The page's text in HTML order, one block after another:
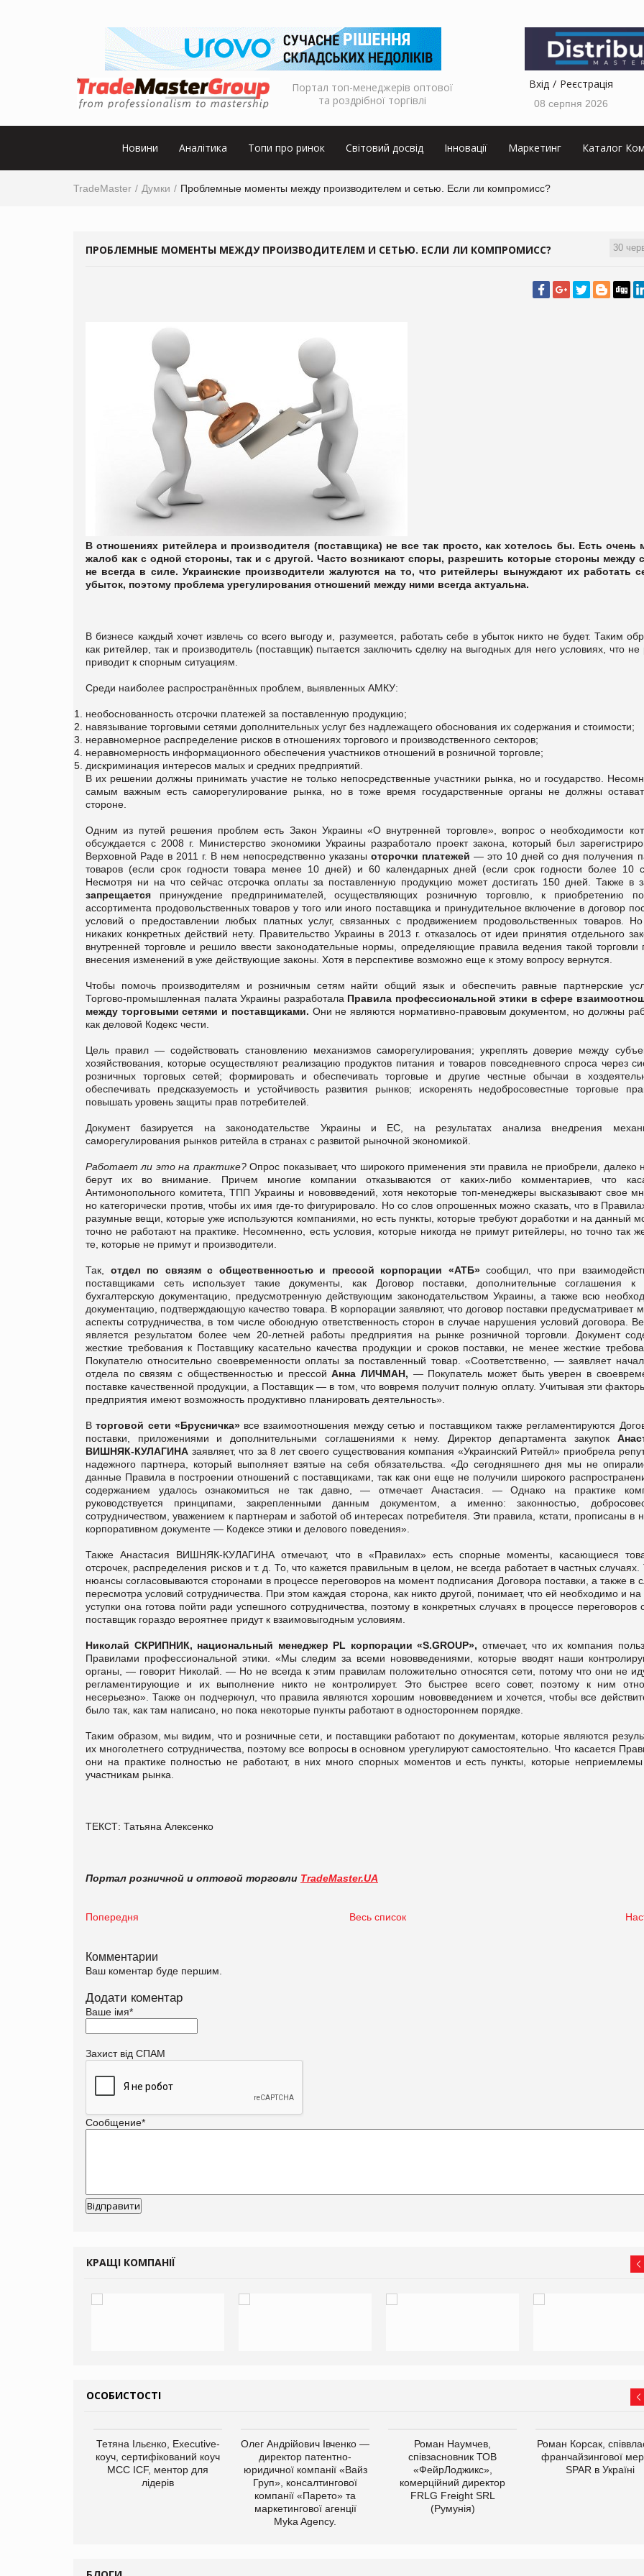
Портал топ-менеджерів оптової
та роздрібної торгівлі
Вхід Реєстрація
08 серпня 2026
Новини Аналітика Топи про ринок Світовий досвід Інновації Маркетинг Каталог
TradeMaster Думки Проблемные моменты между производителем и сетью. Если ли компромисс?
30
ПРОБЛЕМНЫЕ МОМЕНТЫ МЕЖДУ ПРОИЗВОДИТЕЛЕМ И СЕТЬЮ. ЕСЛИ ЛИ КОМПРОМИСС?
В отношениях ритейлера и производителя (поставщика) не все так просто, как хотелось бы. Есть очень
жалоб как с одной стороны, так и с другой. Часто возникают споры, разрешить которые стороны между
не всегда в силе. Украинские производители жалуются на то, что ритейлеры вынуждают их работать
убыток, поэтому проблема урегулирования отношений между ними всегда актуальна.
В бизнесе каждый хочет извлечь со всего выгоду и, разумеется, работать себе в убыток никто не будет. Таким
как ритейлер, так и производитель (поставщик) пытается заключить сделку на выгодных для него условиях, что не
приводит к спорным ситуациям.
Среди наиболее распространённых проблем, выявленных АМКУ:
необоснованность отсрочки платежей за поставленную продукцию;
навязывание торговыми сетями дополнительных услуг без надлежащего обоснования их содержания и стоимости;
неравномерное распределение рисков в отношениях торгового и производственного секторов;
неравномерность информационного обеспечения участников отношений в розничной торговле;
дискриминация интересов малых и средних предприятий.
В их решении должны принимать участие не только непосредственные участники рынка, но и государство.
самым важным есть саморегулирование рынка, но в тоже время государственные органы не должны
стороне.
Одним из путей решения проблем есть Закон Украины «О внутренней торговле», вопрос о необходимости
обсуждается с 2008 г. Министерство экономики Украины разработало проект закона, который был
Верховной Раде в 2011 г. В нем непосредственно указаныотсрочки платежей — это 10 дней со дня получения
товаров (если срок годности товара менее 10 дней) и 60 календарных дней (если срок годности более 10
Несмотря ни на что сейчас отсрочка оплаты за поставленную продукцию может достигать 150 дней. Также в
запрещается принуждение предпринимателей, осуществляющих розничную торговлю, к приобретению
ассортимента продовольственных товаров у того или иного поставщика и принудительное включение в договор
условий о предоставлении любых платных услуг, связанных с продвижением продовольственных товаров.
никаких конкретных действий нету. Правительство Украины в 2013 г. отказалось от идеи принятия отдельного
внутренней торговле и решило ввести законодательные нормы, определяющие правила ведения такой торговли
внесения изменений в уже действующие законы. Хотя в перспективе возможно еще к этому вопросу вернутся.
Чтобы помочь производителям и розничным сетям найти общий язык и обеспечить равные партнерские
Торгово-промышленная палата Украины разработала Правила профессиональной этики в сфере
между торговыми сетями и поставщиками. Они не являются нормативно-правовым документом, но должны
как деловой Кодекс чести.
Цель правил — содействовать становлению механизмов саморегулирования; укреплять доверие между
хозяйствования, которые осуществляют реализацию продуктов питания и товаров повседневного спроса через
розничных торговых сетей; формировать и обеспечивать торговые и другие честные обычаи в
обеспечивать предсказуемость и устойчивость развития рынков; искоренять недобросовестные торговые
повышать уровень защиты прав потребителей.
Документ базируется на законодательстве Украины и ЕС, на результатах анализа внедрения
саморегулирования рынков ритейла в странах с развитой рыночной экономикой.
Работает ли это на практике?Опрос показывает, что широкого применения эти правила не приобрели, далеко
берут их во внимание. Причем многие компании отказываются от каких-либо комментариев, что
Антимонопольного комитета, ТПП Украины и нововведений, хотя некоторые топ-менеджеры высказывают свое
но категорически против, чтобы их имя где-то фигурировало. Но со слов опрошенных можно сказать, что в
разумные вещи, которые уже используются компаниями, но есть пункты, которые требуют доработки и на данный
точно не работают на практике. Несомненно, есть условия, которые никогда не примут ритейлеры, но точно так
те, которые не примут и производители.
Так, отдел по связям с общественностью и прессой корпорации «АТБ»сообщил, что при
поставщиками сеть использует такие документы, как Договор поставки, дополнительные соглашения к
бухгалтерскую документацию, предусмотренную действующим законодательством Украины, а также всю
документацию, подтверждающую качество товара. В корпорации заявляют, что договор поставки предусматривает
аспекты сотрудничества, в том числе обоюдную ответственность сторон в случае нарушения условий договора.
является результатом более чем 20-летней работы предприятия на рынке розничной торговли. Документ
жесткие требования к Поставщику касательно качества продукции и сроков поставки, не менее жесткие
Покупателю относительно своевременности оплаты за поставленный товар. «Соответственно, — заявляет
отдела по связям с общественностью и прессойАнна ЛИЧМАН, — Покупатель может быть уверен в
поставке качественной продукции, а Поставщик — в том, что вовремя получит полную оплату. Учитывая эти
предприятия имеют возможность продуктивно планировать деятельность».
Вторговой сети «Брусничка»все взаимоотношения между сетью и поставщиком также регламентируются
поставки, приложениями и дополнительными соглашениями к нему. Директор департамента закупок
ВИШНЯК-КУЛАГИНА заявляет, что за 8 лет своего существования компания «Украинский Ритейл» приобрела
надежного партнера, который выполняет взятые на себя обязательства. «До сегодняшнего дня мы не
данные Правила в построении отношений с поставщиками, так как они еще не получили широкого
содержанием удалось ознакомиться не так давно, — отмечает Анастасия. — Однако на практике
руководствуется принципами, закрепленными данным документом, а именно: законностью,
сотрудничеством, уважением к партнерам и заботой об интересах потребителя. Эти правила, кстати, прописаны в
корпоративном документе — Кодексе этики и делового поведения».
Также Анастасия ВИШНЯК-КУЛАГИНА отмечают, что в «Правилах» есть спорные моменты, касающиеся
отсрочек, распределения рисков и т. д. То, что кажется правильным в целом, не всегда работает в частных случаях.
нюансы согласовываются сторонами в процессе переговоров на момент подписания Договора поставки, а также в
пересмотра условий сотрудничества. При этом каждая сторона, как никто другой, понимает, что ей необходимо и на
уступки она готова пойти ради успешного сотрудничества, поэтому в конкретных случаях в процессе переговоров
поставщик гораздо вероятнее придут к взаимовыгодным условиям.
Николай СКРИПНИК, национальный менеджер PL корпорации «S.GROUP», отмечает, что их компания
Правилами профессиональной этики. «Мы следим за всеми нововведениями, которые вводят наши
органы, — говорит Николай. — Но не всегда к этим правилам положительно относятся сети, потому что они не
регламентирующие и их выполнение никто не контролирует. Это быстрее всего совет, поэтому к ним
несерьезно». Также он подчеркнул, что правила являются хорошим нововведением и хочется, чтобы все
было так, как там написано, но пока некоторые пункты работают в одностороннем порядке.
Таким образом, мы видим, что и розничные сети, и поставщики работают по документам, которые являются
их многолетнего сотрудничества, поэтому все вопросы в основном урегулируют самостоятельно. Что касается
они на практике полностью не работают, в них много спорных моментов и есть пункты, которые
участникам рынка.
ТЕКСТ: Татьяна Алексенко
Портал розничной и оптовой торговли TradeMaster.UA
Попередня Весь список
Комментарии
Ваш коментар буде першим.
Додати коментар
Ваше імя*
Захист від СПАМ
Сообщение*
КРАЩІ КОМПАНІЇ
ОСОБИСТОСТІ
Тетяна Ільєнко, Executive-
коуч, сертифікований коуч
МСС ICF, ментор для
лідерів
Олег Андрійович Івченко —
директор патентно-
юридичної компанії «Вайз
Груп», консалтингової
компанії «Парето» та
маркетингової агенції
Myka Agency.
Роман Наумчев,
співзасновник ТОВ
«ФейрЛоджикс»,
комерційний директор
FRLG Freight SRL
(Румунія)
Роман Корсак,
франчайзингової
SPAR в Україні